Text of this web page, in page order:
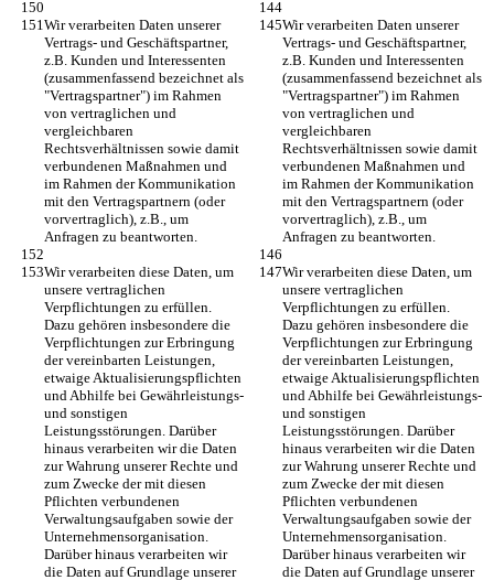
Wir verarbeiten Daten unserer
Vertrags- und Geschäftspartner,
z.B. Kunden und Interessenten
(zusammenfassend bezeichnet als
"Vertragspartner") im Rahmen
von vertraglichen und
vergleichbaren
Rechtsverhältnissen sowie damit
verbundenen Maßnahmen und
im Rahmen der Kommunikation
mit den Vertragspartnern (oder
vorvertraglich), z.B., um
Anfragen zu beantworten.
Wir verarbeiten Daten unserer
Vertrags- und Geschäftspartner,
z.B. Kunden und Interessenten
(zusammenfassend bezeichnet als
"Vertragspartner") im Rahmen
von vertraglichen und
vergleichbaren
Rechtsverhältnissen sowie damit
verbundenen Maßnahmen und
im Rahmen der Kommunikation
mit den Vertragspartnern (oder
vorvertraglich), z.B., um
Anfragen zu beantworten.
Wir verarbeiten diese Daten, um
unsere vertraglichen
Verpflichtungen zu erfüllen.
Dazu gehören insbesondere die
Verpflichtungen zur Erbringung
der vereinbarten Leistungen,
etwaige Aktualisierungspflichten
und Abhilfe bei Gewährleistungs-
und sonstigen
Leistungsstörungen. Darüber
hinaus verarbeiten wir die Daten
zur Wahrung unserer Rechte und
zum Zwecke der mit diesen
Pflichten verbundenen
Verwaltungsaufgaben sowie der
Unternehmensorganisation.
Darüber hinaus verarbeiten wir
die Daten auf Grundlage unserer
Wir verarbeiten diese Daten, um
unsere vertraglichen
Verpflichtungen zu erfüllen.
Dazu gehören insbesondere die
Verpflichtungen zur Erbringung
der vereinbarten Leistungen,
etwaige Aktualisierungspflichten
und Abhilfe bei Gewährleistungs-
und sonstigen
Leistungsstörungen. Darüber
hinaus verarbeiten wir die Daten
zur Wahrung unserer Rechte und
zum Zwecke der mit diesen
Pflichten verbundenen
Verwaltungsaufgaben sowie der
Unternehmensorganisation.
Darüber hinaus verarbeiten wir
die Daten auf Grundlage unserer